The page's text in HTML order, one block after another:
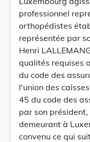
professionnel
orthopédistes
représentée par
Henri
qualités requises
du code des
l'union des
45 du code des
par son
demeurant à
convenu ce qui